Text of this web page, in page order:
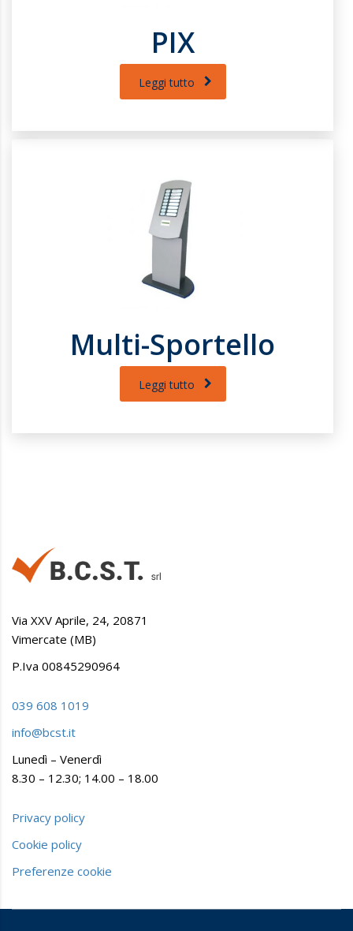
PIX
Leggi tutto
Multi-Sportello
Leggi tutto
Via XXV Aprile, 24, 20871
Vimercate (MB)
P.Iva 00845290964
039 608 1019
info@bcst.it
Lunedì – Venerdì
8.30 – 12.30; 14.00 – 18.00
Privacy policy
Cookie policy
Preferenze cookie